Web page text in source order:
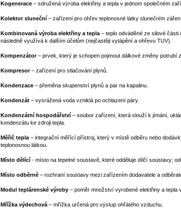
Kogenerace– sdružená výroba elektřiny a tepla v jednom společném
Kolektor sluneční– zařízení pro ohřev teplonosné látky slunečním
Kombinovaná výroba elektřiny a tepla– teplo odváděné ze silové části
následně využívá k dalším účelům (nejčastěji vytápění a ohřevu TUV).
Kompenzátor– prvek, který je schopen pojmout dálkové změny potrubí
Kompresor– zařízení pro stlačování plynů.
Kondenzace– přeměna skupenství plynů a par na kapalinu.
Kondenzát– vysrážená voda vzniklá po ochlazení páry.
Kondenzátní hospodářství– soubor zařízení, která slouží k jímání,
kondenzátu ke zdroji tepla.
Měřič tepla– integrační měřící přístroj, který v místě odběru nebo
teplonosnou látkou.
Místo dělící- místo na tepelné soustavě, které odděluje dílčí soustavy;
Místo odběrné– rozhraní soustavy mezi zařízením dodavatele a
Modul teplárenské výroby– poměr množství vyrobené elektřiny a tepla
Mřížka výdechová– mřížka určená pro výstup ohřátého vzduchu.